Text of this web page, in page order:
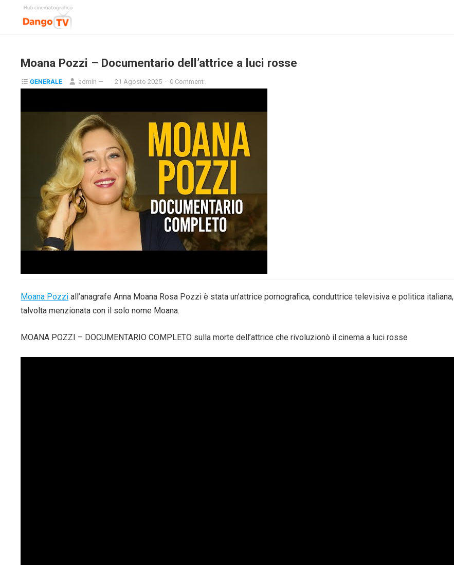
Moana Pozzi – Documentario dell’attrice a luci rosse
GENERALE admin — 21 Agosto 2025 · 0 Comment
Moana Pozzi all’anagrafe Anna Moana Rosa Pozzi è stata un’attrice pornografica, conduttrice televisiva e politica italiana,
talvolta menzionata con il solo nome Moana.
MOANA POZZI – DOCUMENTARIO COMPLETO sulla morte dell’attrice che rivoluzionò il cinema a luci rosse